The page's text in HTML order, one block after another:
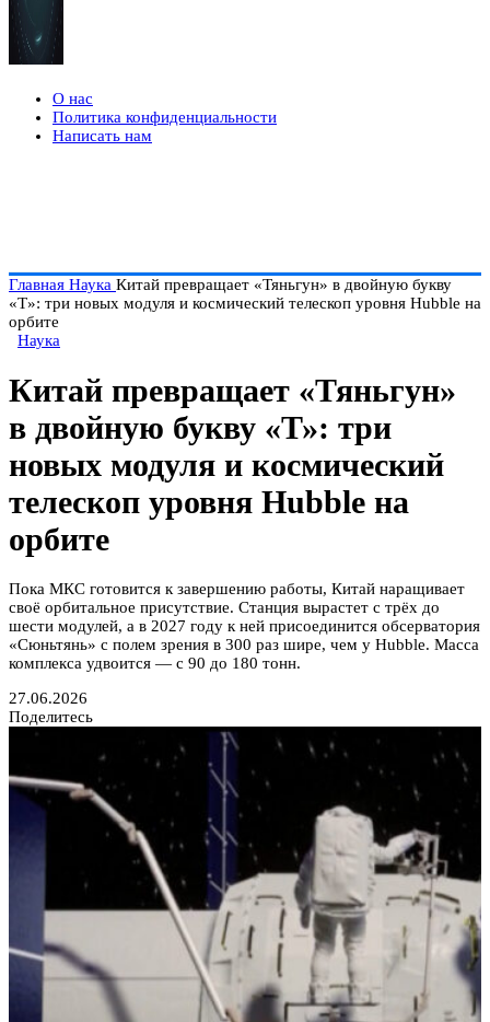
О нас
Политика конфиденциальности
Написать нам
Главная Наука Китай превращает «Тяньгун» в двойную букву
«Т»: три новых модуля и космический телескоп уровня Hubble на
орбите
Наука
Китай превращает «Тяньгун»
в двойную букву «Т»: три
новых модуля и космический
телескоп уровня Hubble на
орбите
Пока МКС готовится к завершению работы, Китай наращивает
своё орбитальное присутствие. Станция вырастет с трёх до
шести модулей, а в 2027 году к ней присоединится обсерватория
«Сюньтянь» с полем зрения в 300 раз шире, чем у Hubble. Масса
комплекса удвоится — с 90 до 180 тонн.
27.06.2026
Поделитесь